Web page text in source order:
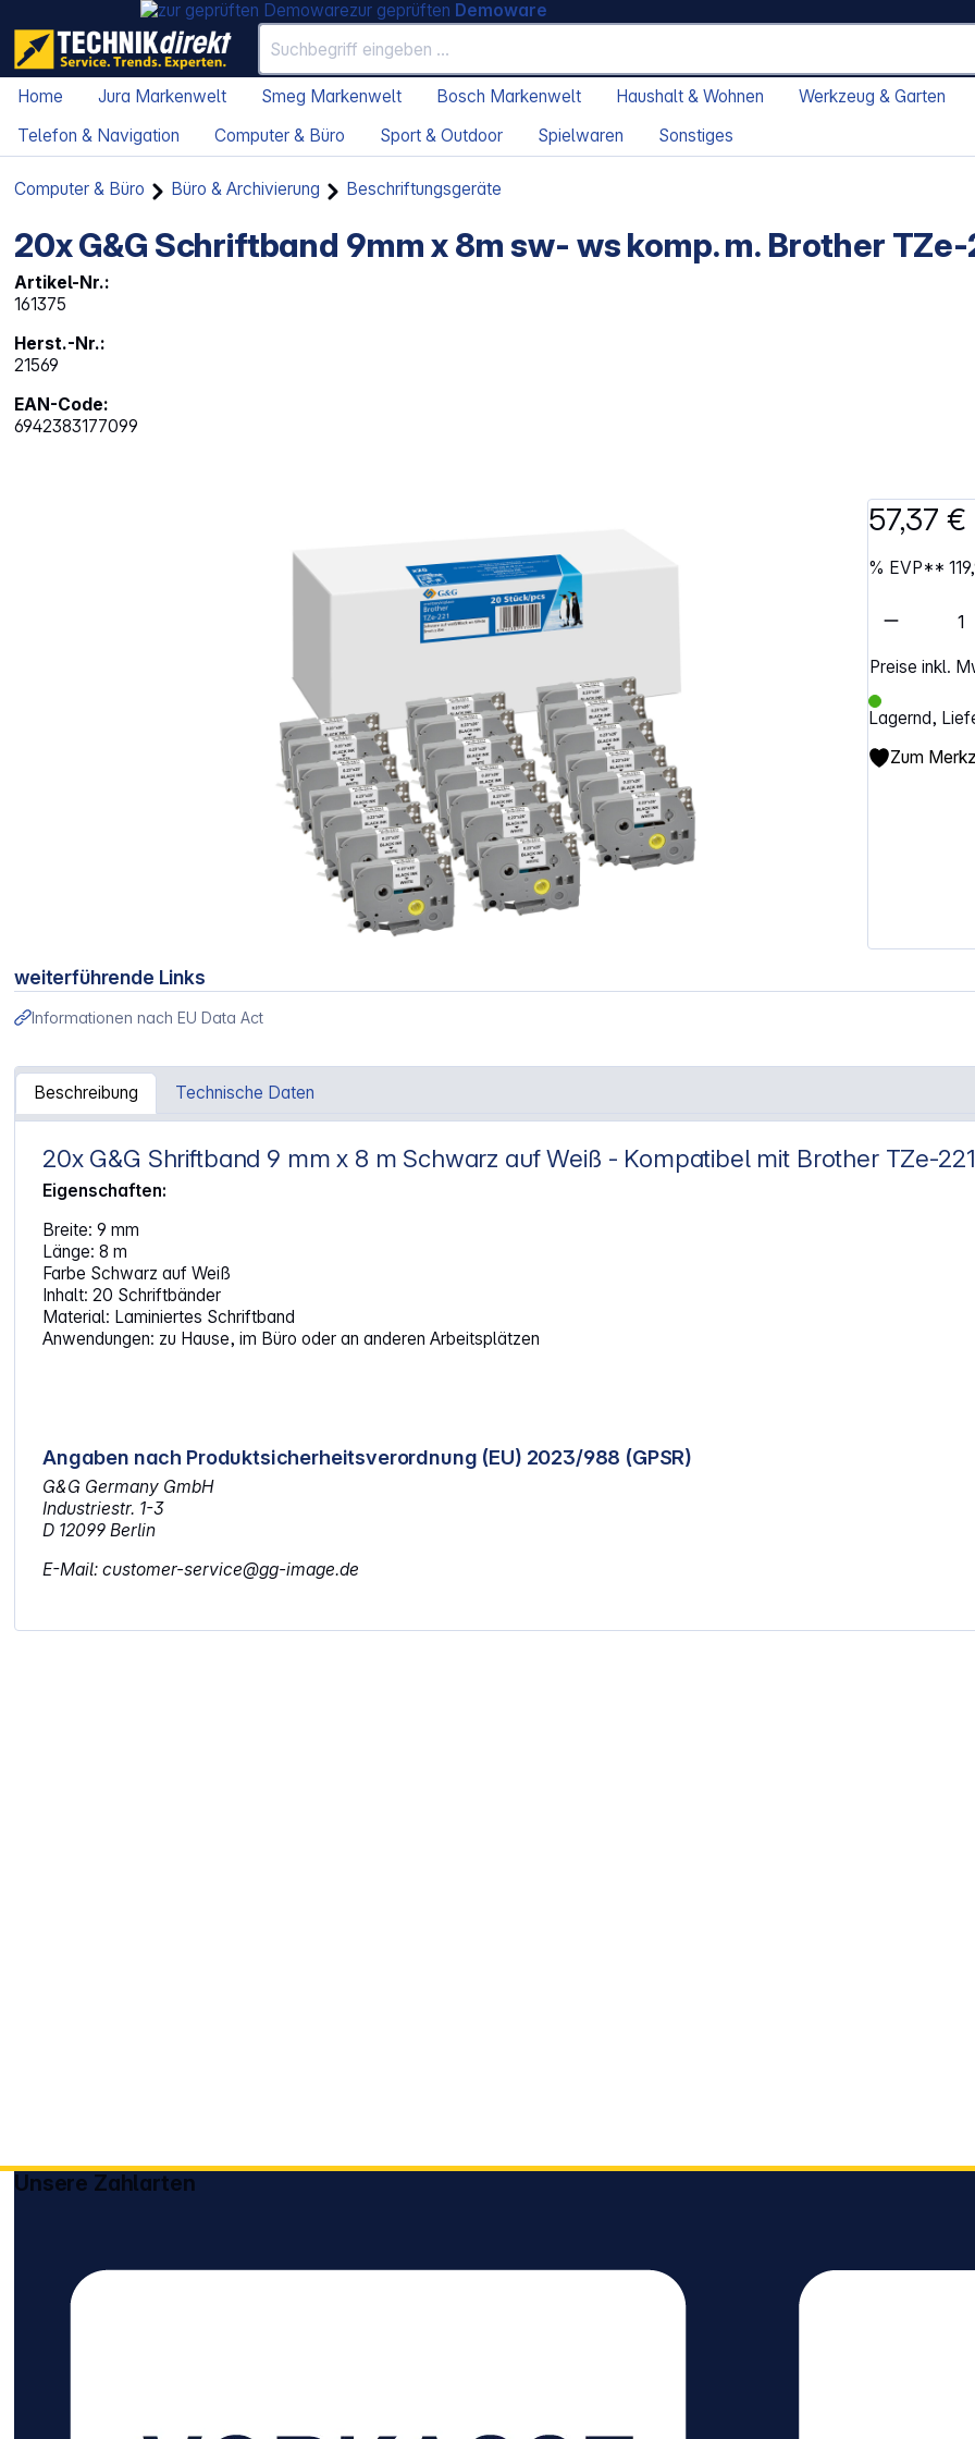
zur geprüften Demoware
Home Jura Markenwelt Smeg Markenwelt Bosch Markenwelt Haushalt & Wohnen
Werkzeug & Garten
Telefon & Navigation
Computer & Büro Sport & Outdoor Spielwaren Sonstiges
Computer & Büro Büro & Archivierung Beschriftungsgeräte
20x G&G Schriftband 9mm x 8m sw- ws komp. m. Brother TZe-
Artikel-Nr.:
161375
Herst.-Nr.:
21569
EAN-Code:
6942383177099
57,37 €
% EVP**
Preise inkl.
Lagernd,
Artikel
Zum
weiterführende Links
Informationen nach EU Data Act
Beschreibung Technische Daten
Artikelinformationen "20x G&G Schriftband 9mm x 8m sw- ws komp. m. Brother TZe-221"
20x G&G Shriftband 9 mm x 8 m Schwarz auf Weiß - Kompatibel mit Brother TZe-
Eigenschaften:
Breite: 9 mm
Länge: 8 m
Farbe Schwarz auf Weiß
Inhalt: 20 Schriftbänder
Material: Laminiertes Schriftband
Anwendungen: zu Hause, im Büro oder an anderen Arbeitsplätzen
Angaben nach Produktsicherheitsverordnung (EU) 2023/988 (GPSR)
G&G Germany GmbH
Industriestr. 1-3
D 12099 Berlin
E-Mail: customer-service@gg-image.de
Unsere Zahlarten